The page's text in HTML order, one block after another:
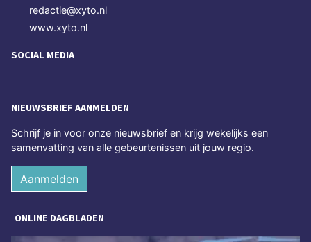
redactie@xyto.nl
www.xyto.nl
SOCIAL MEDIA
NIEUWSBRIEF AANMELDEN
Schrijf je in voor onze nieuwsbrief en krijg wekelijks een
samenvatting van alle gebeurtenissen uit jouw regio.
Aanmelden
ONLINE DAGBLADEN